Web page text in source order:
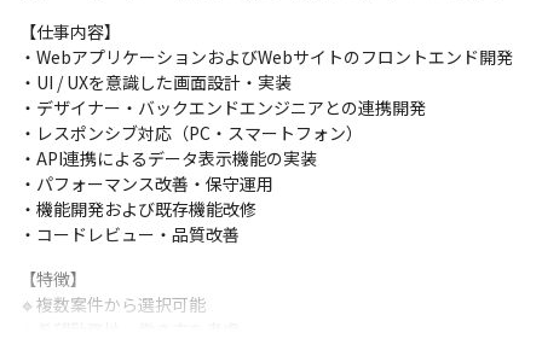
【仕事内容】
・WebアプリケーションおよびWebサイトのフロントエンド開発
・UI / UXを意識した画面設計・実装
・デザイナー・バックエンドエンジニアとの連携開発
・レスポンシブ対応（PC・スマートフォン）
・API連携によるデータ表示機能の実装
・パフォーマンス改善・保守運用
・機能開発および既存機能改修
・コードレビュー・品質改善
【特徴】
🔹複数案件から選択可能